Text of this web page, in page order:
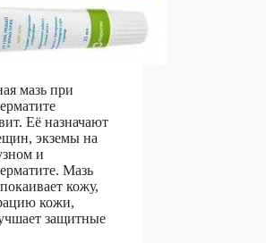
мазь при
Её назначают
экземы на
и
Мазь
кожу,
кожи,
защитные